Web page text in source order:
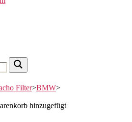
Filter>BMW>
hinzugefügt